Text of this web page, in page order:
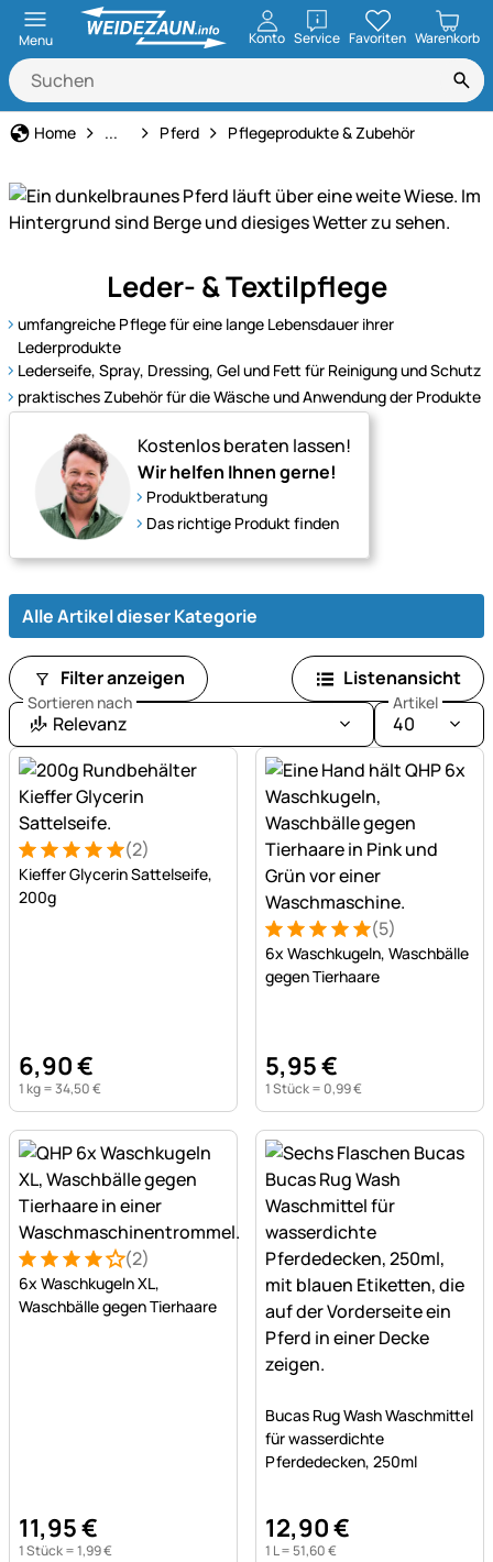
Menu Konto ServiceöffnenFavoriten Warenkorb
Home Tierart
... Pferd Pflegeprodukte & Zubehör
für
Pferde
–
alles
Pflege,
Haltung
Wohlbefinden.
Leder- & Textilpflege
umfangreiche Pflege für eine lange Lebensdauer ihrer
Lederprodukte
Lederseife, Spray, Dressing, Gel und Fett für Reinigung und Schutz
praktisches Zubehör für die Wäsche und Anwendung der Produkte
Kostenlos beraten lassen!
Wir helfen Ihnen gerne!
Produktberatung
Das richtige Produkt finden
Alle Artikel dieser Kategorie
Filter anzeigen Listenansicht
Sortieren nach
Relevanz
Artikel
40
Bewertung: 5 von 5 (2 Bewertungen)
2 Bewertungen
(2)
Kieffer Glycerin Sattelseife,
200g
6,90€
1 kg =34,50€
Bewertung: 5 von 5 (5
5 Bewertungen
(5)
6x Waschkugeln, Waschbälle
gegen Tierhaare
5,95€
1 Stück = 0,99€
Bewertung: 4 von 5 (2 Bewertungen)
2 Bewertungen
(2)
6x Waschkugeln XL,
Waschbälle gegen Tierhaare
11,95€
1 Stück =1,99€
Bucas Rug Wash Waschmittel
für wasserdichte
Pferdedecken, 250ml
12,90€
1 L = 51,60€